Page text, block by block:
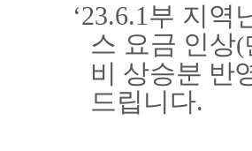
‘23.6.1부 지역
스 요금 인상(
비 상승분 반
드립니다.